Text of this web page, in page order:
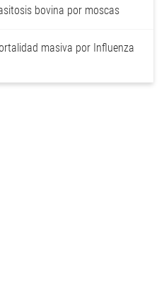
bovina por moscas
masiva por Influenza